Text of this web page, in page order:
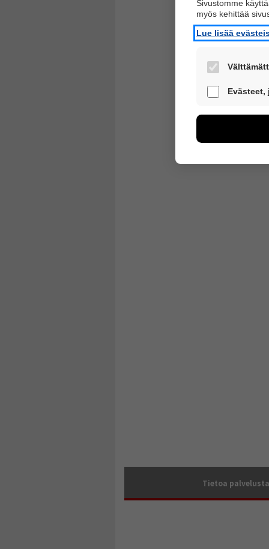
Tietoa palvelusta
Sivustomme
myös kehittää
Lue lisää
NämäEvästeet,
voimme
esimerkiksi
Voit valita,